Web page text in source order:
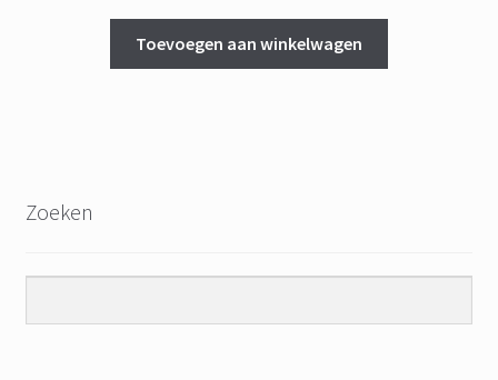
prijs
was:
€ 10,95.
prijs
is:
€ 5,00.
Toevoegen aan winkelwagen
Zoeken